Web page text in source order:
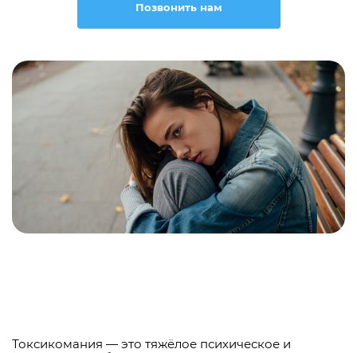
Позвонить нам
Токсикомания — это тяжёлое психическое и